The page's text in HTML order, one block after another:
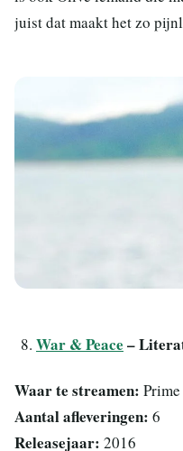
juist dat maakt het zo
War & Peace –
Waar te streamen:
Aantal afleveringen: 6
Releasejaar: 2016